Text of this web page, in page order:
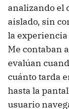
analizando el
aislado, sin
la
Me contaban
evalúan
cuánto tarda
hasta la
usuario